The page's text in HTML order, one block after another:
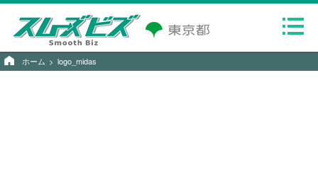
ホーム logo_midas